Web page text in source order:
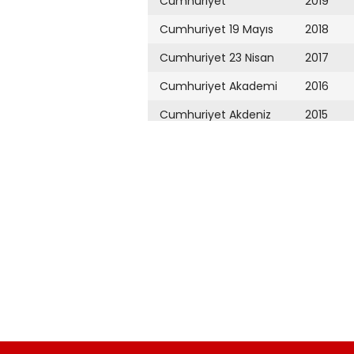
Cumhuriyet 19 Mayıs
Cumhuriyet 23 Nisan
Cumhuriyet Akademi
Cumhuriyet Akdeniz
Cumhuriyet Çevre
2018
2017
2016
2015
2007